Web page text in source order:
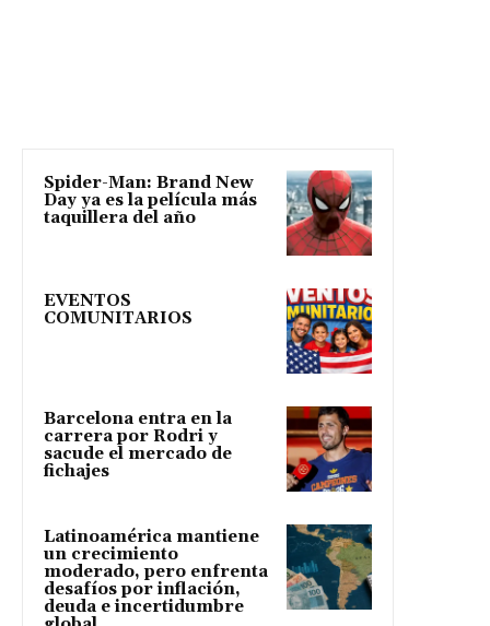
Spider-Man: Brand New
Day ya es la película más
taquillera del año
EVENTOS
COMUNITARIOS
Barcelona entra en la
carrera por Rodri y
sacude el mercado de
fichajes
Latinoamérica mantiene
un crecimiento
moderado, pero enfrenta
desafíos por inflación,
deuda e incertidumbre